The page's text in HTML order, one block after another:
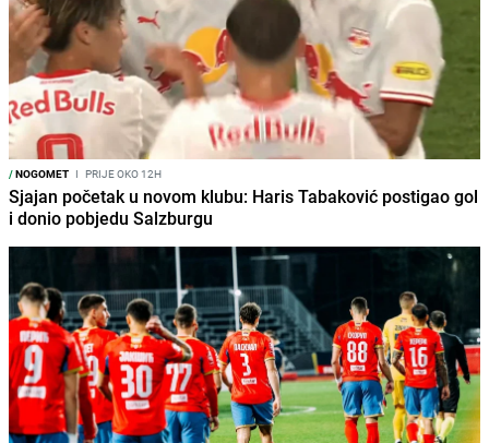
/NOGOMET I PRIJE OKO 12H
Sjajan početak u novom klubu: Haris Tabaković postigao gol
i donio pobjedu Salzburgu